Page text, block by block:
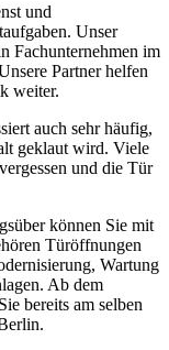
und
Unser
Fachunternehmen im
Partner helfen
weiter.
auch sehr häufig,
geklaut wird. Viele
und die Tür
können Sie mit
Türöffnungen
Wartung
Ab dem
bereits am selben